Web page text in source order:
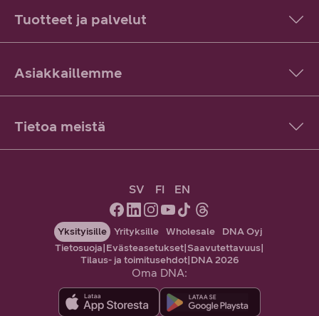
Tuotteet ja palvelut
Asiakkaillemme
Tietoa meistä
SV FI EN
Yksityisille Yrityksille Wholesale
DNA Oyj
Tietosuoja|Evästeasetukset|Saavutettavuus|
Tilaus- ja toimitusehdot|DNA 2026
Oma DNA: